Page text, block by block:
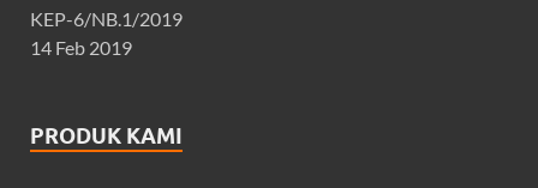
KEP-6/NB.1/2019
14 Feb 2019
PRODUK KAMI